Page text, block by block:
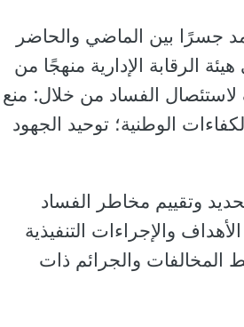
جسرًا بين الماضي والحاضر
الرقابة الإدارية منهجًا من
الفساد من خلال: منع
الوطنية؛ توحيد الجهود
وتقييم مخاطر الفساد
والإجراءات التنفيذية
المخالفات والجرائم ذات